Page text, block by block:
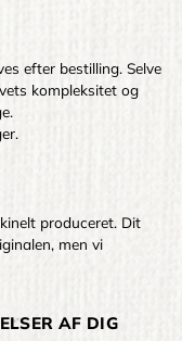
efter bestilling. Selve
kompleksitet og
produceret. Dit
men vi
AF DIG